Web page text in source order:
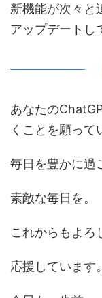
新機能が次々と
アップデートし
あなたの
くことを願って
毎日を豊かに過
素敵な毎日を。
これからもよろ
応援しています。